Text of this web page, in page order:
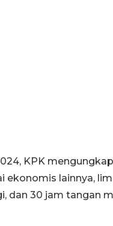
KPK
ekonomis lainnya,
dan 30 jam tangan